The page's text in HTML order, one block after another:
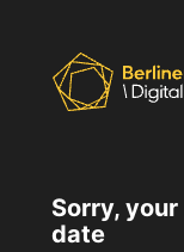
Sorry,
date